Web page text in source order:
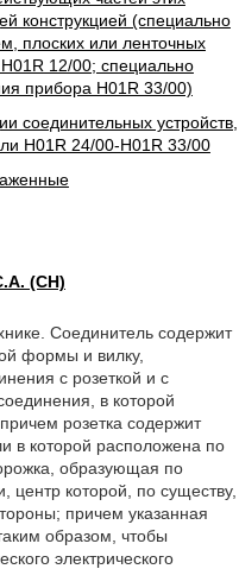
конструкцией (специально
плоских или ленточных
12/00; специально
прибора H01R 33/00)
соединительных устройств,
H01R 24/00-H01R 33/00
(CH)
Соединитель содержит
формы и вилку,
с розеткой и с
в которой
розетка содержит
в которой расположена по
образующая по
центр которой, по существу,
причем указанная
образом, чтобы
электрического